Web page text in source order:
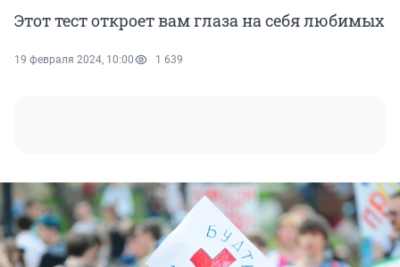
Этот тест откроет вам глаза на себя любимых
19 февраля 2024, 10:00 1 639